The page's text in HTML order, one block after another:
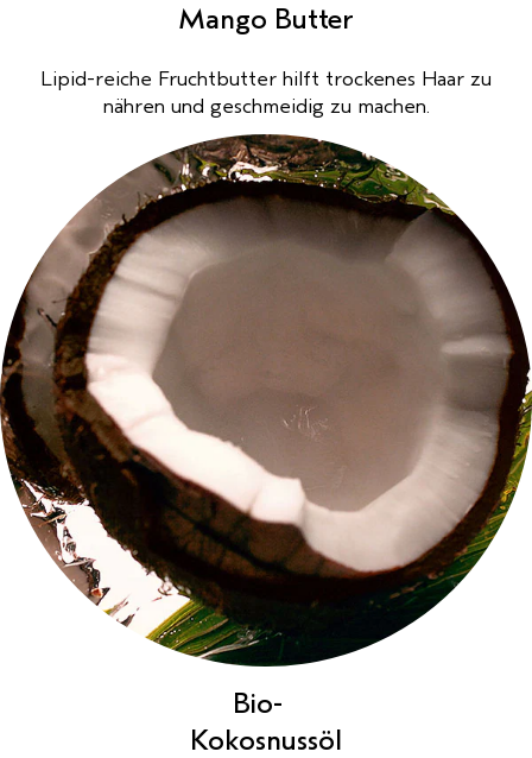
Mango Butter
Lipid-reiche Fruchtbutter hilft trockenes Haar zu
nähren und geschmeidig zu machen.
Bio-
Kokosnussöl